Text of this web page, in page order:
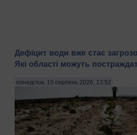
Дефіцит води вже стає
Які області можуть
понеділок, 10 серпень 2026, 13:52